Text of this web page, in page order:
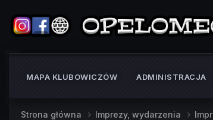
MAPA KLUBOWICZÓW ADMINISTRACJA
Strona główna Imprezy, wydarzenia